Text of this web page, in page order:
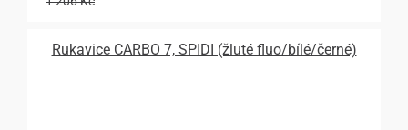
Rukavice CARBO 7, SPIDI (žluté fluo/bílé/černé)